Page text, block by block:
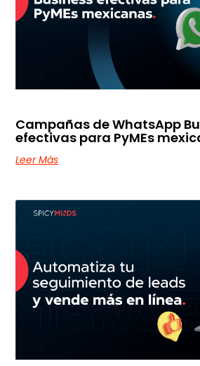
Campañas de WhatsApp
efectivas para PyMEs
Leer Más